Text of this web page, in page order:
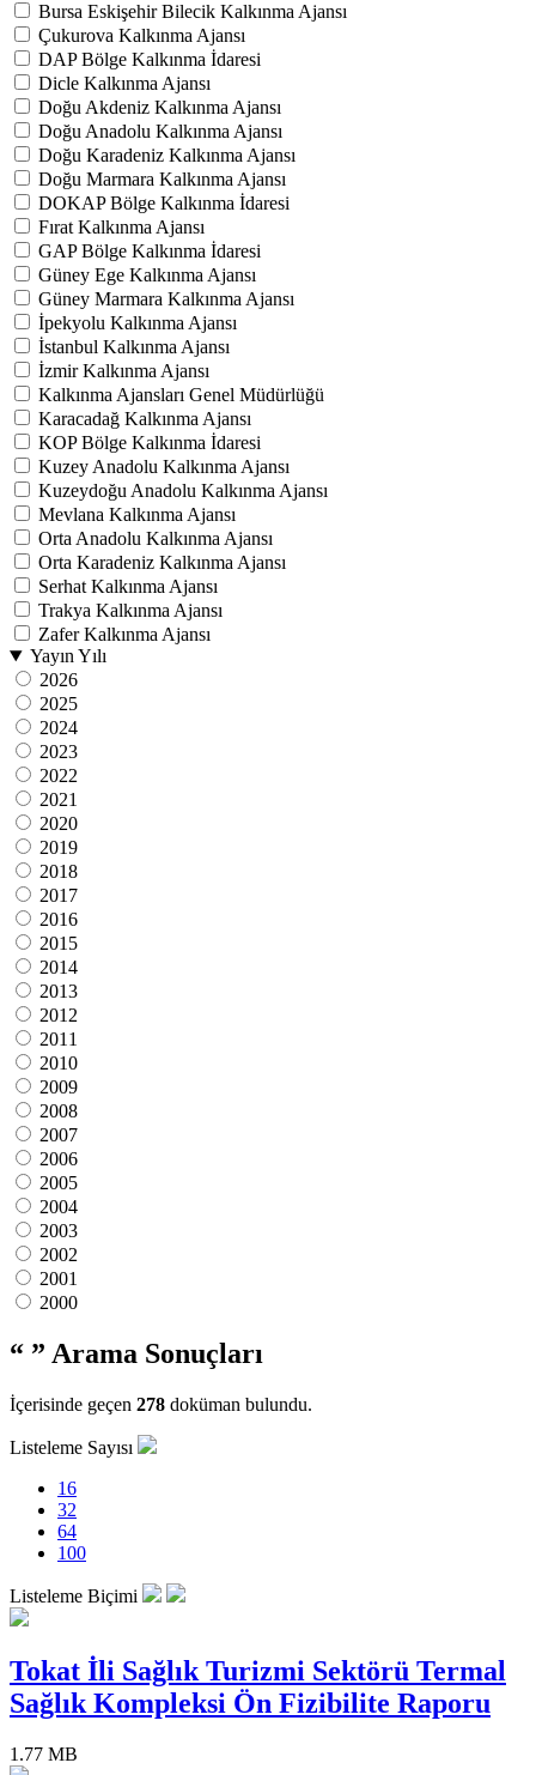
Bursa Eskişehir Bilecik Kalkınma Ajansı
Çukurova Kalkınma Ajansı
DAP Bölge Kalkınma İdaresi
Dicle Kalkınma Ajansı
Doğu Akdeniz Kalkınma Ajansı
Doğu Anadolu Kalkınma Ajansı
Doğu Karadeniz Kalkınma Ajansı
Doğu Marmara Kalkınma Ajansı
DOKAP Bölge Kalkınma İdaresi
Fırat Kalkınma Ajansı
GAP Bölge Kalkınma İdaresi
Güney Ege Kalkınma Ajansı
Güney Marmara Kalkınma Ajansı
İpekyolu Kalkınma Ajansı
İstanbul Kalkınma Ajansı
İzmir Kalkınma Ajansı
Kalkınma Ajansları Genel Müdürlüğü
Karacadağ Kalkınma Ajansı
KOP Bölge Kalkınma İdaresi
Kuzey Anadolu Kalkınma Ajansı
Kuzeydoğu Anadolu Kalkınma Ajansı
Mevlana Kalkınma Ajansı
Orta Anadolu Kalkınma Ajansı
Orta Karadeniz Kalkınma Ajansı
Serhat Kalkınma Ajansı
Trakya Kalkınma Ajansı
Zafer Kalkınma Ajansı
Yayın Yılı
2026
2025
2024
2023
2022
2021
2020
2019
2018
2017
2016
2015
2014
2013
2012
2011
2010
2009
2008
2007
2006
2005
2004
2003
2002
2001
2000
“ ” Arama Sonuçları
İçerisinde geçen 278 doküman bulundu.
Listeleme Sayısı
16
32
64
100
Listeleme Biçimi
Tokat İli Sağlık Turizmi Sektörü Termal
Sağlık Kompleksi Ön Fizibilite Raporu
1.77 MB